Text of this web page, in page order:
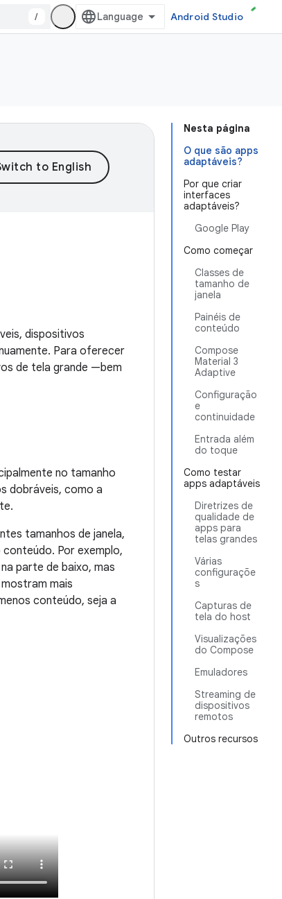
/ Android Studio
Nesta página
O que são apps
adaptáveis?
Por que criar
interfaces
adaptáveis?
Google Play
Como começar
Classes de
tamanho de
janela
Painéis de
conteúdo
Compose
Material 3
Adaptive
Configuração
e
continuidade
Entrada além
do toque
Como testar
apps adaptáveis
Diretrizes de
qualidade de
apps para
telas grandes
Várias
configuraçõe
s
Capturas de
tela do host
Visualizações
do Compose
Emuladores
Streaming de
dispositivos
remotos
Outros recursos
dispositivos
Para oferecer
de tela grande —bem
no tamanho
dobráveis, como a
tamanhos de janela,
Por exemplo,
parte de baixo, mas
mais
conteúdo, seja a